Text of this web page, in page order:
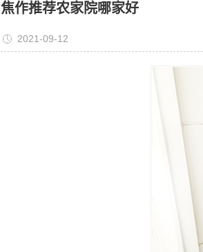
焦作推荐农家院哪家好
2021-09-12